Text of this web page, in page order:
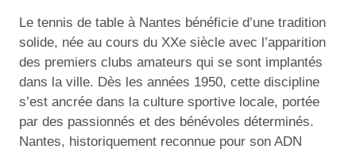
Le tennis de table à Nantes bénéficie d’une tradition
solide, née au cours du XXe siècle avec l’apparition
des premiers clubs amateurs qui se sont implantés
dans la ville. Dès les années 1950, cette discipline
s’est ancrée dans la culture sportive locale, portée
par des passionnés et des bénévoles déterminés.
Nantes, historiquement reconnue pour son ADN